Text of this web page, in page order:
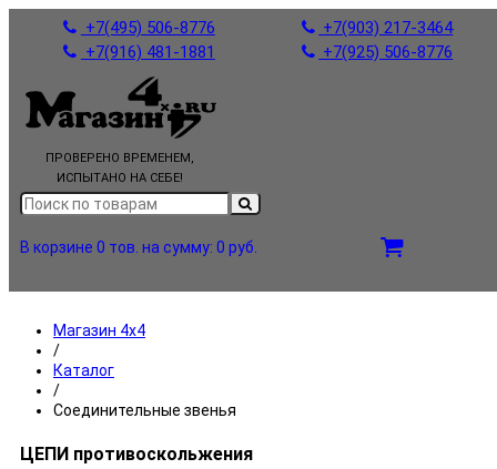
ПРОВЕРЕНО ВРЕМЕНЕМ,
ИСПЫТАНО НА СЕБЕ!
+7(495) 506-8776
+7(903) 217-3464
+7(916) 481-1881
+7(925) 506-8776
В корзине 0 тов. на сумму: 0 руб.
Магазин 4x4
/
Каталог
/
Соединительные звенья
ЦЕПИ противоскольжения